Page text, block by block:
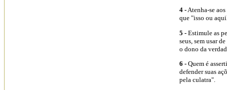
4 -Atenha-se
que "isso ou
5 - Estimule as
seus, sem usar
o dono da
6 - Quem é
defender suas
pela culatra".